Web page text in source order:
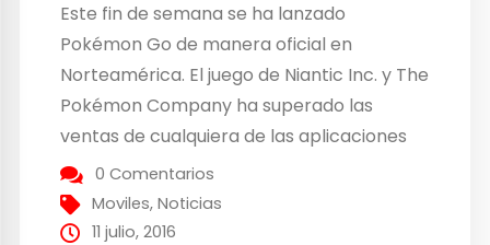
Este fin de semana se ha lanzado
Pokémon Go de manera oficial en
Norteamérica. El juego de Niantic Inc. y The
Pokémon Company ha superado las
ventas de cualquiera de las aplicaciones
de iOS, estando por delante de Clash of
Clans, Clash Royale, Candy Crush Saga o
Mobile Strike. Es un juego gratuito y usa...
0 Comentarios
Moviles,Noticias
11 julio, 2016